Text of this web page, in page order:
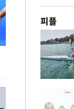
청와대 일주일
피플